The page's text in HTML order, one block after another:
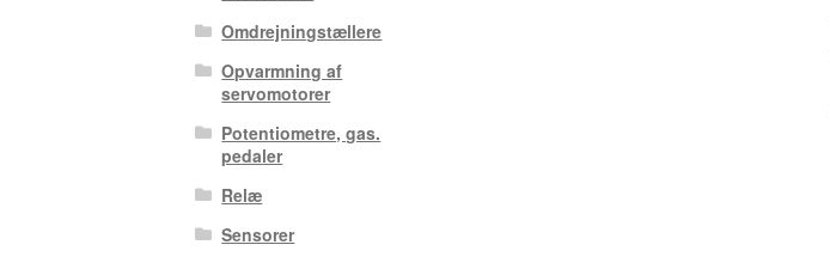
Omdrejningstællere
Opvarmning af
servomotorer
Potentiometre, gas.
pedaler
Relæ
Sensorer